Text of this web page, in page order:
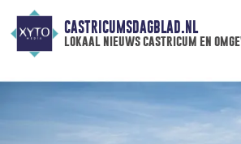
CASTRICUMSDAGBLAD.NL
lokaal nieuws castricum en